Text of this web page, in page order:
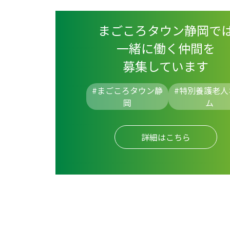
まごころタウン静岡で
一緒に働く仲間を
募集しています
#まごころタウン静
岡
#特別養護老
ム
詳細はこちら